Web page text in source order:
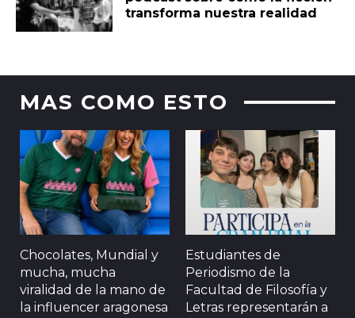
transforma nuestra realidad
MAS COMO ESTO
Chocolates, Mundial y
mucha, mucha
viralidad de la mano de
la influencer aragonesa
Estudiantes de
Periodismo de la
Facultad de Filosofía y
Letras representarán a